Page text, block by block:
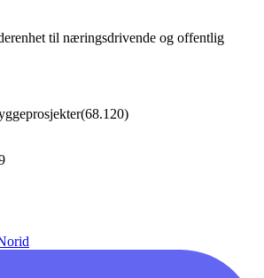
til næringsdrivende og offentlig
(68.120)